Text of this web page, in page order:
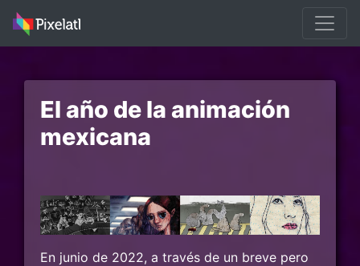
El año de la animación
mexicana
En junio de 2022, a través de un breve pero